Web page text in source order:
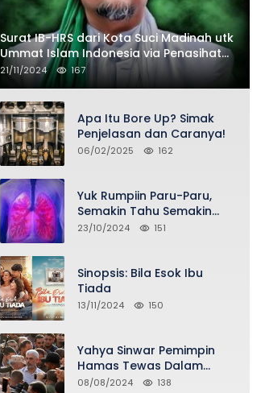
Surat IB-HRS dari Kota Suci Madinah utk
Ummat Islam Indonesia via Penasihat
DPP FPI Asy-Syeikh KH Buya Ahmad
Qurthubi Jailani Al-Bantani
21/11/2024 167
Apa Itu Bore Up? Simak
Penjelasan dan Caranya!
06/02/2025 162
Yuk Rumpiin Paru-Paru,
Semakin Tahu Semakin
Sehat Selalu
23/10/2024 151
Sinopsis: Bila Esok Ibu
Tiada
13/11/2024 150
Yahya Sinwar Pemimpin
Hamas Tewas Dalam
Serangan Israel di Gaza
08/08/2024 138